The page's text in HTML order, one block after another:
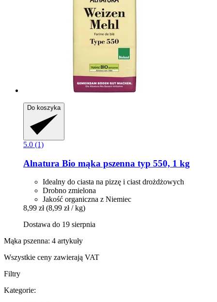
Do koszyka
5.0 (1)
Alnatura Bio mąka pszenna typ 550, 1 kg
Idealny do ciasta na pizzę i ciast drożdżowych
Drobno zmielona
Jakość organiczna z Niemiec
8,99 zł (8,99 zł / kg)
Dostawa do 19 sierpnia
Mąka pszenna: 4 artykuły
Wszystkie ceny zawierają VAT
Filtry
Kategorie: